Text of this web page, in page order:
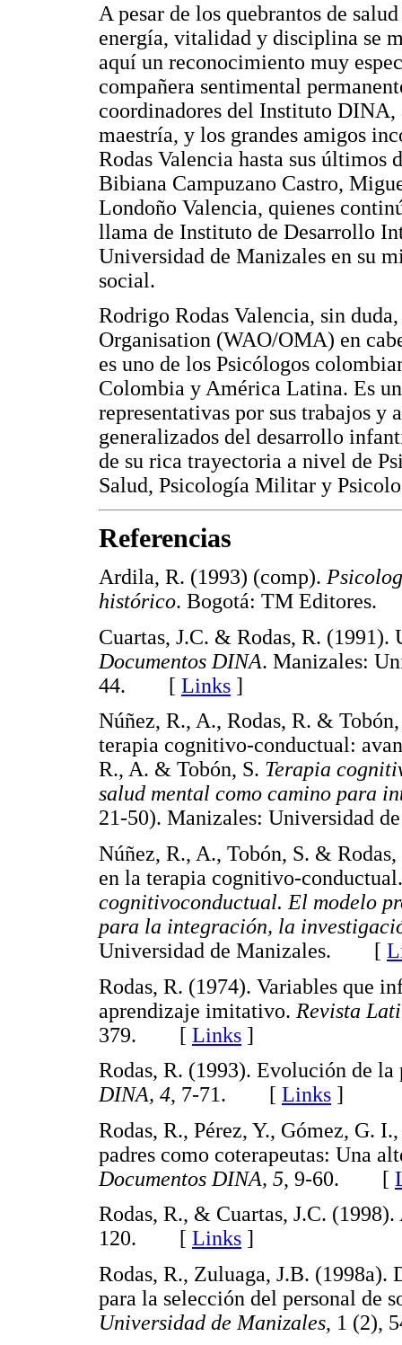
A pesar de los quebrantos de
energía, vitalidad y disciplina se
aquí un reconocimiento muy
compañera sentimental
coordinadores del Instituto DINA,
maestría, y los grandes amigos
Rodas Valencia hasta sus últimos
Bibiana Campuzano Castro,
Londoño Valencia, quienes
llama de Instituto de Desarrollo
Universidad de Manizales en su
social.
Rodrigo Rodas Valencia, sin
Organisation (WAO/OMA) en
es uno de los Psicólogos
Colombia y América Latina. Es
representativas por sus trabajos y
generalizados del desarrollo
de su rica trayectoria a nivel de
Salud, Psicología Militar y
Referencias
Ardila, R. (1993) (comp).
histórico. Bogotá: TM
Cuartas, J.C. & Rodas, R.
Documentos DINA. Manizales:
44. [ Links ]
Núñez, R., A., Rodas, R. &
terapia cognitivo-conductual:
R., A. & Tobón, S. Terapia
salud mental como camino para
21-50). Manizales:
Núñez, R., A., Tobón, S. &
en la terapia cognitivo-
cognitivoconductual. El modelo
para la integración, la
Universidad de Manizales. [
Rodas, R. (1974). Variables que
aprendizaje imitativo. Revista
379. [ Links ]
Rodas, R. (1993). Evolución de
DINA, 4, 7-71. [ Links ]
Rodas, R., Pérez, Y., Gómez, G.
padres como coterapeutas: Una
Documentos DINA, 5, 9-60. [
Rodas, R., & Cuartas, J.C.
120. [ Links ]
Rodas, R., Zuluaga, J.B. (1998a).
para la selección del personal de
Universidad de Manizales, 1